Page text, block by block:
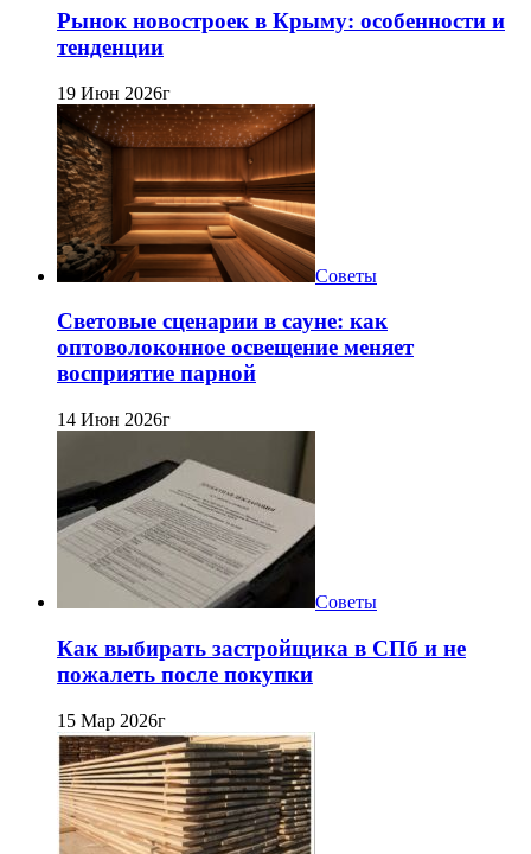
Рынок новостроек в Крыму: особенности и
тенденции
19 Июн 2026г
Советы
Световые сценарии в сауне: как
оптоволоконное освещение меняет
восприятие парной
14 Июн 2026г
Советы
Как выбирать застройщика в СПб и не
пожалеть после покупки
15 Мар 2026г